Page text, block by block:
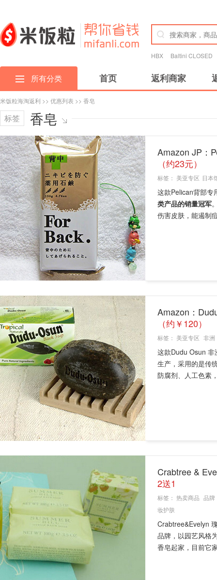
HBX Baltini CLOSED
所有分类 首页 返利商家
米饭粒海淘返利 >> 优惠列表 >> 香皂
标签 香皂
Amazon JP：
（约23元）
标签： 美亚专区 日本
这款Pelican背部专
类产品的销量冠军
伤害皮肤，能遏制
Amazon：
（约￥120）
标签： 美亚专区 非洲
这款Dudu Osun
生产，采用的是传
防腐剂、人工色素
Crabtree &
2送1
标签： 热卖商品 品牌
妆护肤
Crabtree&Evelyn
品牌，以园艺风格
香皂起家，目前它